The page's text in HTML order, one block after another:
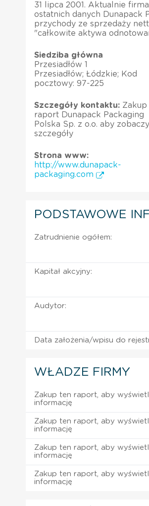
31 lipca 2001. Aktualnie
ostatnich danych Dunapack
przychody ze sprzedaży
"całkowite aktywa
Siedziba główna
Przesiadłów 1
Przesiadłów; Łódzkie; Kod
pocztowy: 97-225
Szczegóły kontaktu: Zakup
raport Dunapack Packaging
Polska Sp. z o.o. aby
szczegóły
Strona www:
http://www.dunapack-
packaging.com
PODSTAWOWE
Zatrudnienie ogółem:
Kapitał akcyjny:
Audytor:
Data założenia/wpisu do
WŁADZE FIRMY
Zakup ten raport, aby
informację
Zakup ten raport, aby
informację
Zakup ten raport, aby
informację
Zakup ten raport, aby
informację